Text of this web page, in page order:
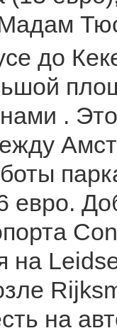
до
.
евро.
на
на